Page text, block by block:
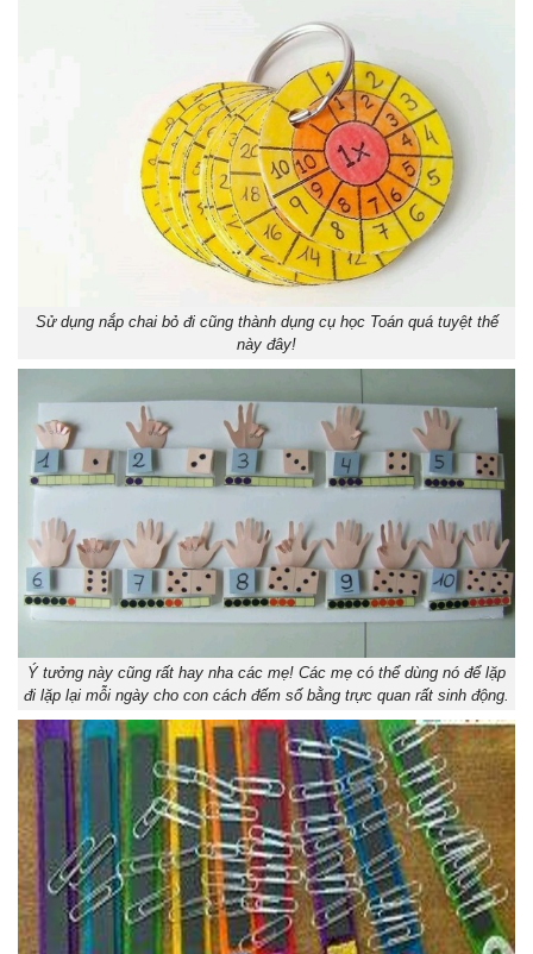
Sử dụng nắp chai bỏ đi cũng thành dụng cụ học Toán quá tuyệt thế
này đây!
Ý tưởng này cũng rất hay nha các mẹ! Các mẹ có thể dùng nó để lặp
đi lặp lại mỗi ngày cho con cách đếm số bằng trực quan rất sinh động.